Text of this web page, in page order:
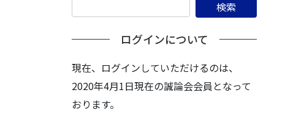
ログインについて
現在、ログインしていただけるのは、
2020年4月1日現在の誠論会会員となって
おります。